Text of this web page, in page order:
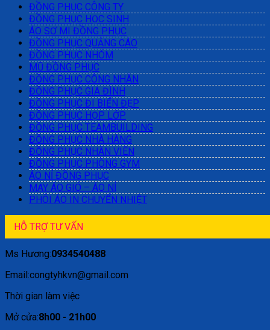
ĐỒNG PHỤC CÔNG TY
ĐỒNG PHỤC HỌC SINH
ÁO SƠ MI ĐỒNG PHỤC
ĐỒNG PHỤC QUẢNG CÁO
ĐỒNG PHỤC NHÓM
MŨ ĐỒNG PHỤC
ĐỒNG PHỤC CÔNG NHÂN
ĐỒNG PHỤC GIA ĐÌNH
ĐỒNG PHỤC ĐI BIỂN ĐẸP
ĐỒNG PHỤC HỌP LỚP
ĐỒNG PHỤC TEAMBUILDING
ĐỒNG PHỤC NHÀ HÀNG
ĐỒNG PHỤC NHÂN VIÊN
ĐỒNG PHỤC PHÒNG GYM
ÁO NỈ ĐỒNG PHỤC
MAY ÁO GIÓ – ÁO NỈ
PHÔI ÁO IN CHUYỂN NHIỆT
HỖ TRỢ TƯ VẤN
Ms Hương:0934540488
Email:congtyhkvn@gmail.com
Thời gian làm việc
Mở cửa:8h00 - 21h00